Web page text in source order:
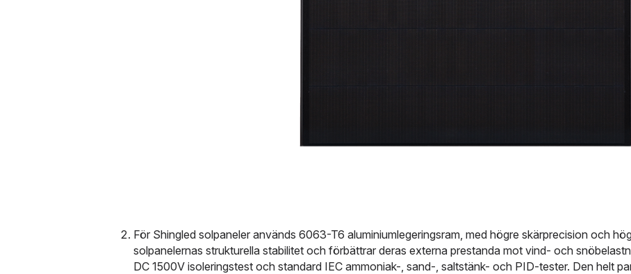
För Shingled solpaneler används 6063-T6 aluminiumlegeringsram, med högre skärprecision och
solpanelernas strukturella stabilitet och förbättrar deras externa prestanda mot vind- och
DC 1500V isoleringstest och standard IEC ammoniak-, sand-, saltstänk- och PID-tester. Den helt